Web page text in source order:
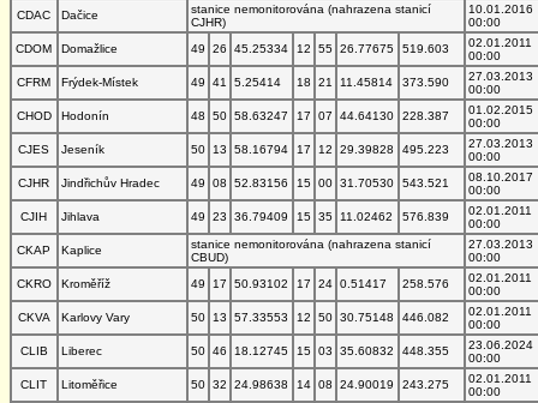
CDAC
Dačice
stanice nemonitorována (nahrazena stanicí
CJHR)
10.01.2016
00:00
CDOM
Domažlice 49 26 45.25334 12 55 26.77675 519.603
02.01.2011
00:00
CFRM
Frýdek-Místek 49 41 5.25414 18 21 11.45814 373.590
27.03.2013
00:00
CHOD
Hodonín 48 50 58.63247 17 07 44.64130 228.387
01.02.2015
00:00
CJES
Jeseník 50 13 58.16794 17 12 29.39828 495.223
27.03.2013
00:00
CJHR
Jindřichův Hradec 49 08 52.83156 15 00 31.70530 543.521
08.10.2017
00:00
CJIH
Jihlava 49 23 36.79409 15 35 11.02462 576.839
02.01.2011
00:00
CKAP
Kaplice
stanice nemonitorována (nahrazena stanicí
CBUD)
27.03.2013
00:00
CKRO
Kroměříž 49 17 50.93102 17 24 0.51417 258.576
02.01.2011
00:00
CKVA
Karlovy Vary 50 13 57.33553 12 50 30.75148 446.082
02.01.2011
00:00
CLIB
Liberec 50 46 18.12745 15 03 35.60832 448.355
23.06.2024
00:00
CLIT
Litoměřice 50 32 24.98638 14 08 24.90019 243.275
02.01.2011
00:00